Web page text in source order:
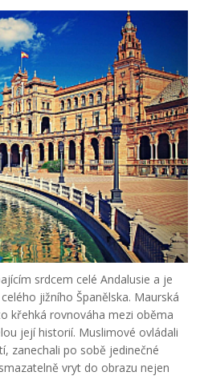
srdcem celé Andalusie a je
jižního Španělska. Maurská
křehká rovnováha mezi oběma
její historií. Muslimové ovládali
zanechali po sobě jedinečné
vryt do obrazu nejen